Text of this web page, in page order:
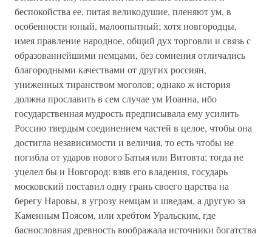
беспокойства ее, питая великодушие, пленяют ум, в
особенности юный, малоопытный; хотя новгородцы,
имея правление народное, общий дух торговли и связь с
образованнейшими немцами, без сомнения отличались
благородными качествами от других россиян,
униженных тиранством моголов; однако ж история
должна прославить в сем случае ум Иоанна, ибо
государственная мудрость предписывала ему усилить
Россию твердым соединением частей в целое, чтобы она
достигла независимости и величия, то есть чтобы не
погибла от ударов нового Батыя или Витовта; тогда не
уцелел бы и Новгород: взяв его владения, государь
московский поставил одну грань своего царства на
берегу Наровы, в угрозу немцам и шведам, а другую за
Каменным Поясом, или хребтом Уральским, где
баснословная древность воображала источники богатства